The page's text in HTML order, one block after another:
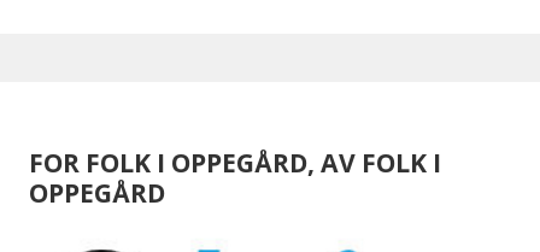
FOR FOLK I OPPEGÅRD, AV FOLK I
OPPEGÅRD